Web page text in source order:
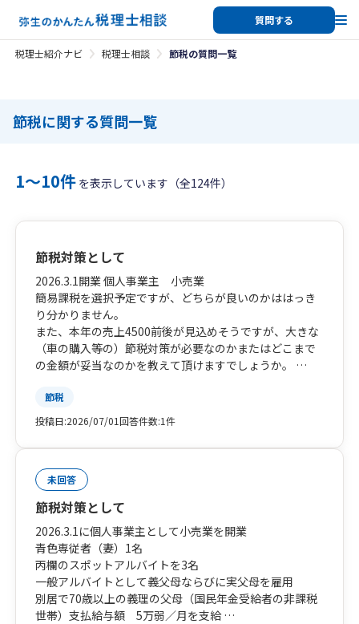
質問する
税理士紹介ナビ 税理士相談 節税の質問一覧
節税に関する質問一覧
1〜10件 を表示しています（全124件）
節税対策として
2026.3.1開業 個人事業主 小売業
簡易課税を選択予定ですが、どちらが良いのかははっき
り分かりません。
また、本年の売上4500前後が見込めそうですが、大きな
（車の購入等の）節税対策が必要なのかまたはどこまで
の金額が妥当なのかを教えて頂けますでしょうか。
良いのかがうまくつかめておりません。
節税
投稿日:2026/07/01回答件数:1件
未回答
節税対策として
2026.3.1に個人事業主として小売業を開業
青色専従者（妻）1名
丙欄のスポットアルバイトを3名
一般アルバイトとして義父母ならびに実父母を雇用
別居で70歳以上の義理の父母（国民年金受給者の非課税
世帯）支払給与額 5万弱／月を支給